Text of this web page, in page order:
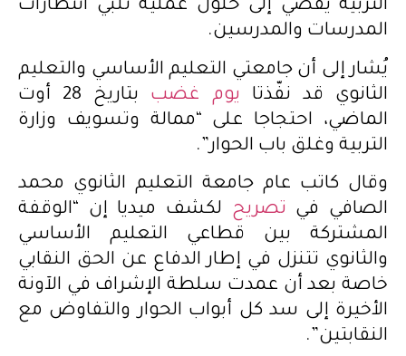
التربية يفضي إلى حلول عملية تلبي انتظارات
المدرسات والمدرسين.
يُشار إلى أن جامعتي التعليم الأساسي والتعليم
الثانوي قد نفّذتا يوم غضب
بتاريخ 28 أوت
الماضي، احتجاجا على “ممالة وتسويف وزارة
التربية وغلق باب الحوار”.
وقال كاتب عام جامعة التعليم الثانوي محمد
الصافي في تصريح لكشف ميديا إن “الوقفة
المشتركة بين قطاعي التعليم الأساسي
والثانوي تتنزل في إطار الدفاع عن الحق النقابي
خاصة بعد أن عمدت سلطة الإشراف في الآونة
الأخيرة إلى سد كل أبواب الحوار والتفاوض مع
النقابتين”.